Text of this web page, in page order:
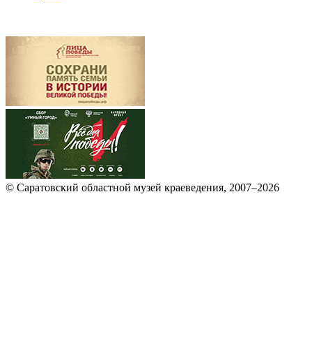
© Саратовский областной музей краеведения, 2007–2026